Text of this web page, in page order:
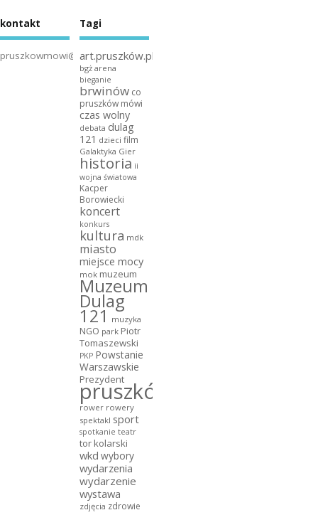
kontakt
pruszkowmowi@gmail.com
Tagi
art.pruszków.pl
bgż arena
bieganie
brwinów co
pruszków mówi
czas wolny
debata dulag
121 dzieci film
Galaktyka Gier
historia ii
wojna światowa
Kacper
Borowiecki
koncert
konkurs
kultura mdk
miasto
miejsce mocy
mok muzeum
Muzeum
Dulag
121 muzyka
NGO park Piotr
Tomaszewski
PKP Powstanie
Warszawskie
Prezydent
pruszków
rower rowery
spektakl sport
spotkanie teatr
tor kolarski
wkd wybory
wydarzenia
wydarzenie
wystawa
zdjęcia zdrowie